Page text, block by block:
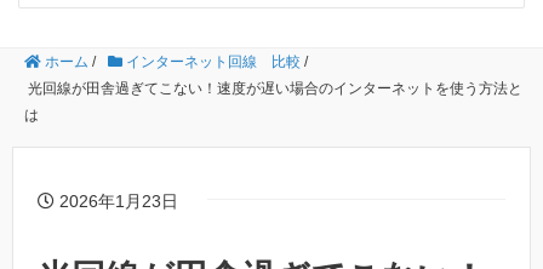
ホーム / インターネット回線 比較 /
光回線が田舎過ぎてこない！速度が遅い場合のインターネットを使う方法と
は
2026年1月23日